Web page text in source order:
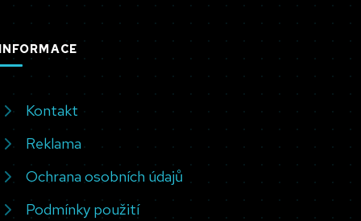
Kontakt
Reklama
Ochrana osobních údajů
Podmínky použití